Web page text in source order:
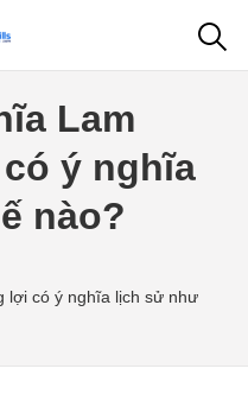
Blog
Lam
ý nghĩa
nào?
lợi có ý nghĩa lịch sử như